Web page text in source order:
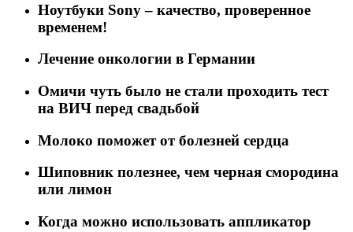
Ноутбуки Sony – качество, проверенное
временем!
Лечение онкологии в Германии
Омичи чуть было не стали проходить тест
на ВИЧ перед свадьбой
Молоко поможет от болезней сердца
Шиповник полезнее, чем черная смородина
или лимон
Когда можно использовать аппликатор